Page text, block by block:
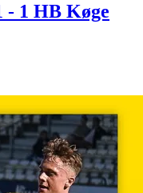
- 1 HB Køge